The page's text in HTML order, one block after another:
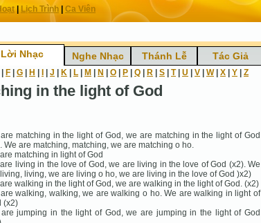
| Lịch Trình Ca Viên
Lời Nhạc Nghe Nhạc Thánh Lễ Tác Giả
F G H J K L M N O P Q R S T| U V W| X Y Z
in the light of God
matching in the light of God, we are matching in the light of God
We are matching, matching, we are matching o ho.
matching in light of God
living in the love of God, we are living in the love of God (x2). We
living, we are living o ho, we are living in the love of God )x2)
walking in the light of God, we are walking in the light of God. (x2)
walking, walking, we are walking o ho. We are walking in light of
(x2)
jumping in the light of God, we are jumping in the light of God